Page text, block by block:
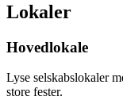
Lokaler
Hovedlokale
Lyse selskabslokaler
store fester.